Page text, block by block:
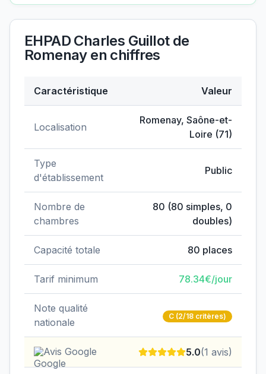
EHPAD Charles Guillot de
Romenayen chiffres
Caractéristique Valeur
Localisation
Romenay, Saône-et-
Loire (71)
Type
d'établissement
Public
Nombre de
chambres
80 (80 simples, 0
doubles)
Capacité totale 80 places
Tarif minimum 78.34€/jour
Note qualité
nationale
C (2/18 critères)
Avis Google 5.0(1 avis)